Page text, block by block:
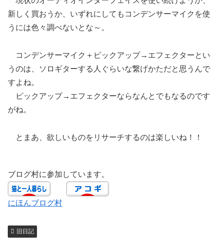
新しく買おうか、いずれにしてもコンデンサーマイクを使
うには色々調べないとな～。
コンデンサーマイク＋ピックアップ→エフェクターとい
うのは、ソロギターする人ぐらいな繋げかただと思うんで
すよね。
ピックアップ→エフェクターならなんとでもなるのです
がね。
とまあ、欲しいものをリサーチするのは楽しいね！！
ブログ村に参加しています。
にほんブログ村
旧日記